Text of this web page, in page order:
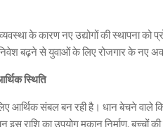
के कारण नए उद्योगों की स्थापना को
बढ़ने से युवाओं के लिए रोजगार के नए
स्थिति
आर्थिक संबल बन रही है। धान बेचने वाले
राशि का उपयोग मकान निर्माण, बच्चों